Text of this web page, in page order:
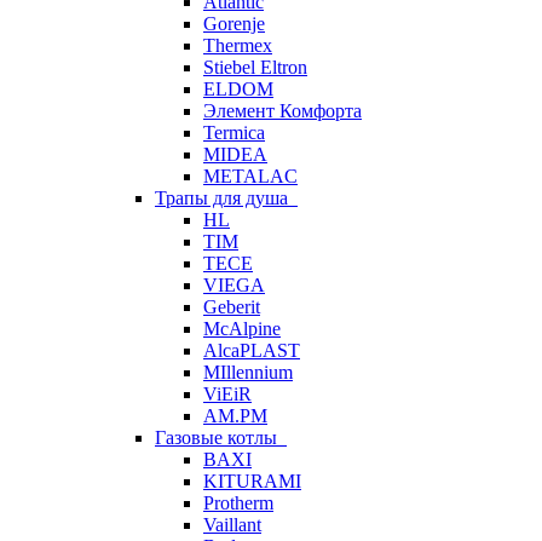
Gorenje
Thermex
Stiebel Eltron
ELDOM
Элемент Комфорта
Termica
MIDEA
METALAC
Трапы для душа
HL
TIM
TECE
VIEGA
Geberit
McAlpine
AlcaPLAST
MIllennium
ViEiR
AM.PM
Газовые котлы
BAXI
KITURAMI
Protherm
Vaillant